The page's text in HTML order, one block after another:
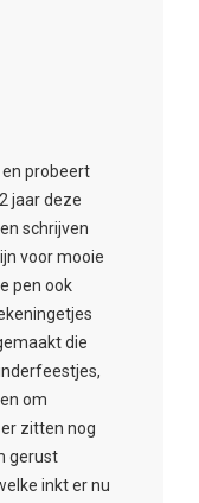
en probeert
jaar deze
schrijven
voor mooie
pen ook
die
om
zitten nog
gerust
inkt er nu